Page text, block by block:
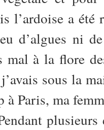
l’ardoise a été
d’algues ni
mal à la flore
sous la
à Paris, ma